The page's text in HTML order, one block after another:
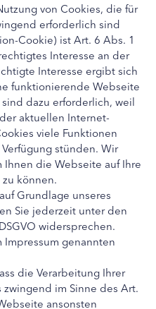
von Cookies, die für
erforderlich sind
Cookie) ist Art. 6 Abs. 1
Interesse an der
Interesse ergibt sich
funktionierende Webseite
dazu erforderlich, weil
aktuellen Internet-
viele Funktionen
stünden. Wir
die Webseite auf Ihre
können.
Grundlage unseres
Sie jederzeit unter den
widersprechen.
genannten
die Verarbeitung Ihrer
im Sinne des Art.
ansonsten